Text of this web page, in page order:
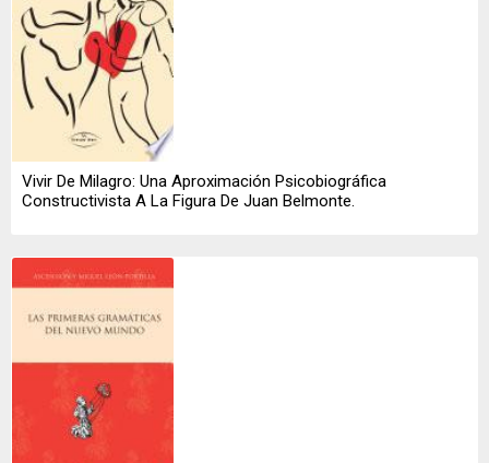
Vivir De Milagro: Una Aproximación Psicobiográfica
Constructivista A La Figura De Juan Belmonte.